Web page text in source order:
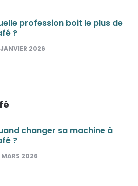
profession boit le plus de
?
JANVIER 2026
changer sa machine à
?
MARS 2026